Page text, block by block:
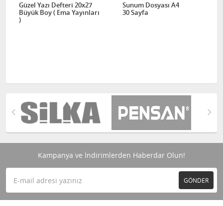
Güzel Yazı Defteri 20x27
Büyük Boy ( Ema Yayınları
)
Sunum Dosyası A4
30 Sayfa
Kampanya ve İndirimlerden Haberdar Olun!
GÖNDER